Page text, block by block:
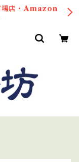
場店・Amazon